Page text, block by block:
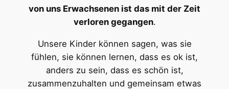
von uns Erwachsenen ist das mit der Zeit
verloren gegangen.
Unsere Kinder können sagen, was sie
fühlen, sie können lernen, dass es ok ist,
anders zu sein, dass es schön ist,
zusammenzuhalten und gemeinsam etwas